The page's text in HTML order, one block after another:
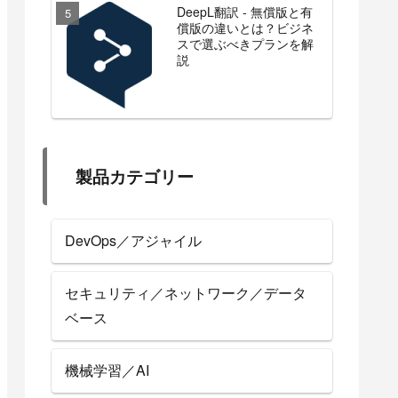
DeepL翻訳 - 無償版と有
償版の違いとは？ビジネ
スで選ぶべきプランを解
説
製品カテゴリー
DevOps／アジャイル
セキュリティ／ネットワーク／データ
ベース
機械学習／AI